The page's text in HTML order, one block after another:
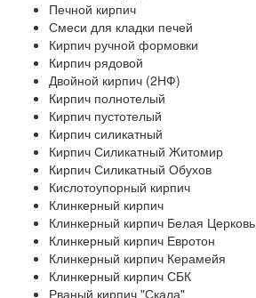
Печной кирпич
Смеси для кладки печей
Кирпич ручной формовки
Кирпич рядовой
Двойной кирпич (2НФ)
Кирпич полнотелый
Кирпич пустотелый
Кирпич силикатный
Кирпич Силикатный Житомир
Кирпич Силикатный Обухов
Кислотоупорный кирпич
Клинкерный кирпич
Клинкерный кирпич Белая Церковь
Клинкерный кирпич Евротон
Клинкерный кирпич Керамейя
Клинкерный кирпич СБК
Рваный кирпич "Скала"